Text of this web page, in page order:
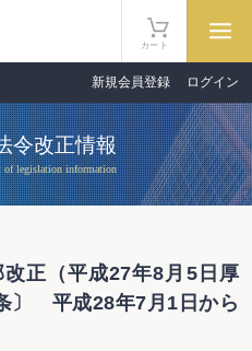
カート
新規会員登録 ログイン
令改正情報
of legislation information
正（平成27年8月5日厚
〕 平成28年7月1日から